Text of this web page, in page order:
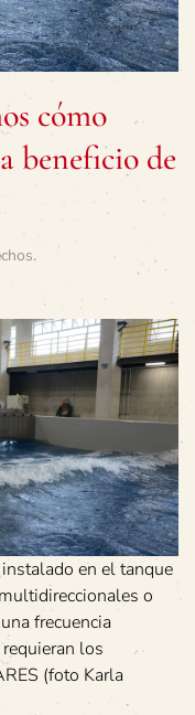
cómo
beneficio de
.
en el tanque
o
frecuencia
los
(foto Karla